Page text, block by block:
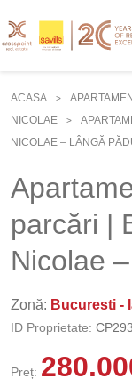
ACASA >
NICOLAE
>
NICOLAE – LÂNGĂ
parcări |
Nicolae
Zonă: Bucuresti -
ID Proprietate:
Preț: